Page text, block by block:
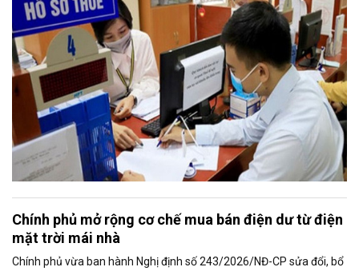
Chính phủ mở rộng cơ chế mua bán điện dư từ điện
mặt trời mái nhà
Chính phủ vừa ban hành Nghị định số 243/2026/NĐ-CP sửa đổi, bổ